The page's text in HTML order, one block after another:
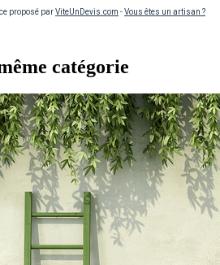
proposé parViteUnDevis.com -Vous êtes un artisan ?
catégorie